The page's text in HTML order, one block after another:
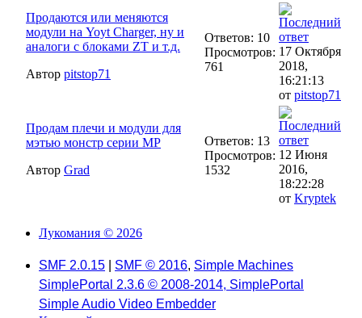
Продаются или меняются
модули на Yoyt Charger, ну и
аналоги с блоками ZT и т.д.
Автор pitstop71
Ответов: 10
Просмотров:
761
17 Октября
2018,
16:21:13
от pitstop71
Продам плечи и модули для
мэтью монстр серии МР
Автор Grad
Ответов: 13
Просмотров:
1532
12 Июня
2016,
18:22:28
от Kryptek
Лукомания © 2026
SMF 2.0.15 SMF © 2016, Simple Machines
SimplePortal 2.3.6 © 2008-2014, SimplePortal
Simple Audio Video Embedder